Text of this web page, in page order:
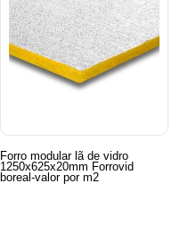
Forro modular lã de vidro
1250x625x20mm Forrovid
boreal-valor por m2